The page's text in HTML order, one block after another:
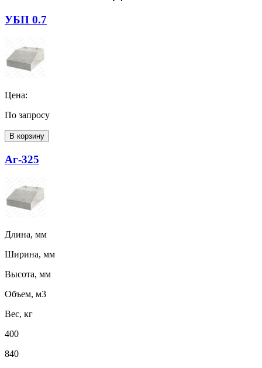
УБП 0.7
Цена:
По запросу
В корзину
Аг-325
Длина, мм
Ширина, мм
Высота, мм
Объем, м3
Вес, кг
400
840